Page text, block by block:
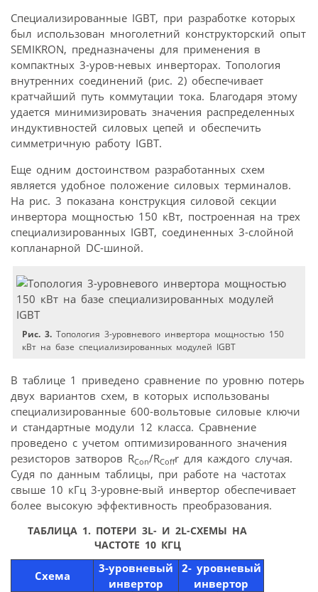
Специализированные IGBT, при разработке которых
был использован многолетний конструкторский опыт
SEMIKRON, предназначены для применения в
компактных 3-уров-невых инверторах. Топология
внутренних соединений (рис. 2) обеспечивает
кратчайший путь коммутации тока. Благодаря этому
удается минимизировать значения распределенных
индуктивностей силовых цепей и обеспечить
симметричную работу IGBT.
Еще одним достоинством разработанных схем
является удобное положение силовых терминалов.
На рис. 3 показана конструкция силовой секции
инвертора мощностью 150 кВт, построенная на трех
специализированных IGBT, соединенных 3-слойной
копланарной DC-шиной.
Рис. 3. Топология 3-уровневого инвертора мощностью 150
кВт на базе специализированных модулей IGBT
В таблице 1 приведено сравнение по уровню потерь
двух вариантов схем, в которых использованы
специализированные 600-вольтовые силовые ключи
и стандартные модули 12 класса. Сравнение
проведено с учетом оптимизированного значения
резисторов затворов RCon/RCoffr для каждого случая.
Судя по данным таблицы, при работе на частотах
свыше 10 кГц 3-уровне-вый инвертор обеспечивает
более высокую эффективность преобразования.
ТАБЛИЦА 1. ПОТЕРИ 3L- И 2L-СХЕМЫ НА
ЧАСТОТЕ 10 КГЦ
Схема
3-уровневый
инвертор
2- уровневый
инвертор